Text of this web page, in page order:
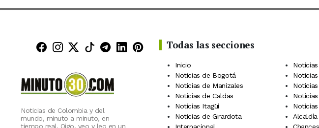
Minuto30 en Facebook
Minuto30 en Instagram
Minuto30 en X (Twitter)
Minuto30 en TikTok
Canal de Minuto30 en Telegram
Minuto30 en LinkedIn
Minuto30 en Pinterest
Noticias de Colombia y del
mundo, minuto a minuto, en
tiempo real. Oigo, veo y leo en un
Todas las secciones
Inicio
Noticias de Bogotá
Noticias de Manizales
Noticias de Caldas
Noticias Itagüí
Noticias de Girardota